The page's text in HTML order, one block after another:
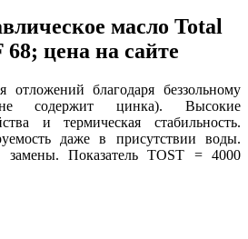
масло Total
цена на сайте
отложений благодаря беззольному
содержит цинка). Высокие
и термическая стабильность.
даже в присутствии воды.
замены. Показатель TOST = 4000